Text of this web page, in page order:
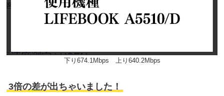
下り674.1Mbps 上り640.2Mbps
3倍の差が出ちゃいました！